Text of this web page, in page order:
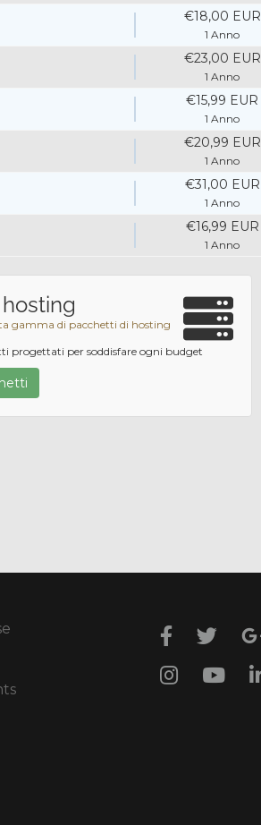
€18,00 EUR
1 Anno
€23,00 EUR
1 Anno
€15,99 EUR
1 Anno
€20,99 EUR
1 Anno
€31,00 EUR
1 Anno
€16,99 EUR
1 Anno
gamma di pacchetti di hosting
progettati per soddisfare ogni budget